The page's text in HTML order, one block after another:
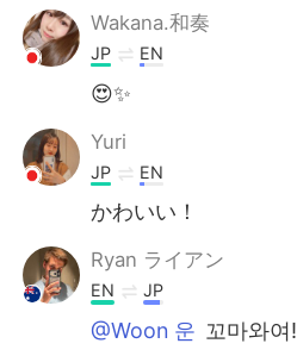
Wakana.和奏
JP EN
😍✨
Yuri
JP EN
かわいい！
Ryan ライアン
EN JP
@Woon 운 꼬마와여!